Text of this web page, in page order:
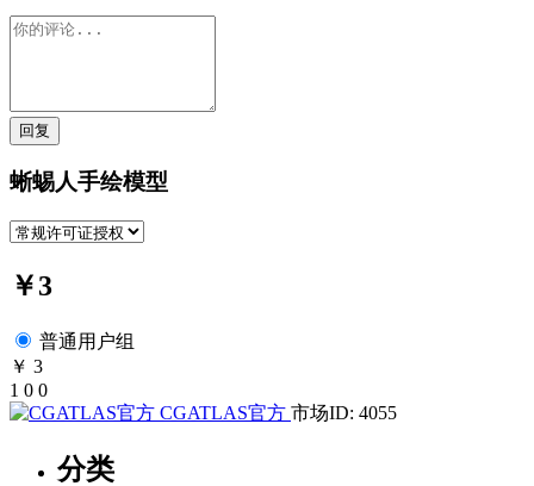
回复
蜥蜴人手绘模型
￥3
普通用户组
￥ 3
1 0 0
CGATLAS官方 市场ID: 4055
分类